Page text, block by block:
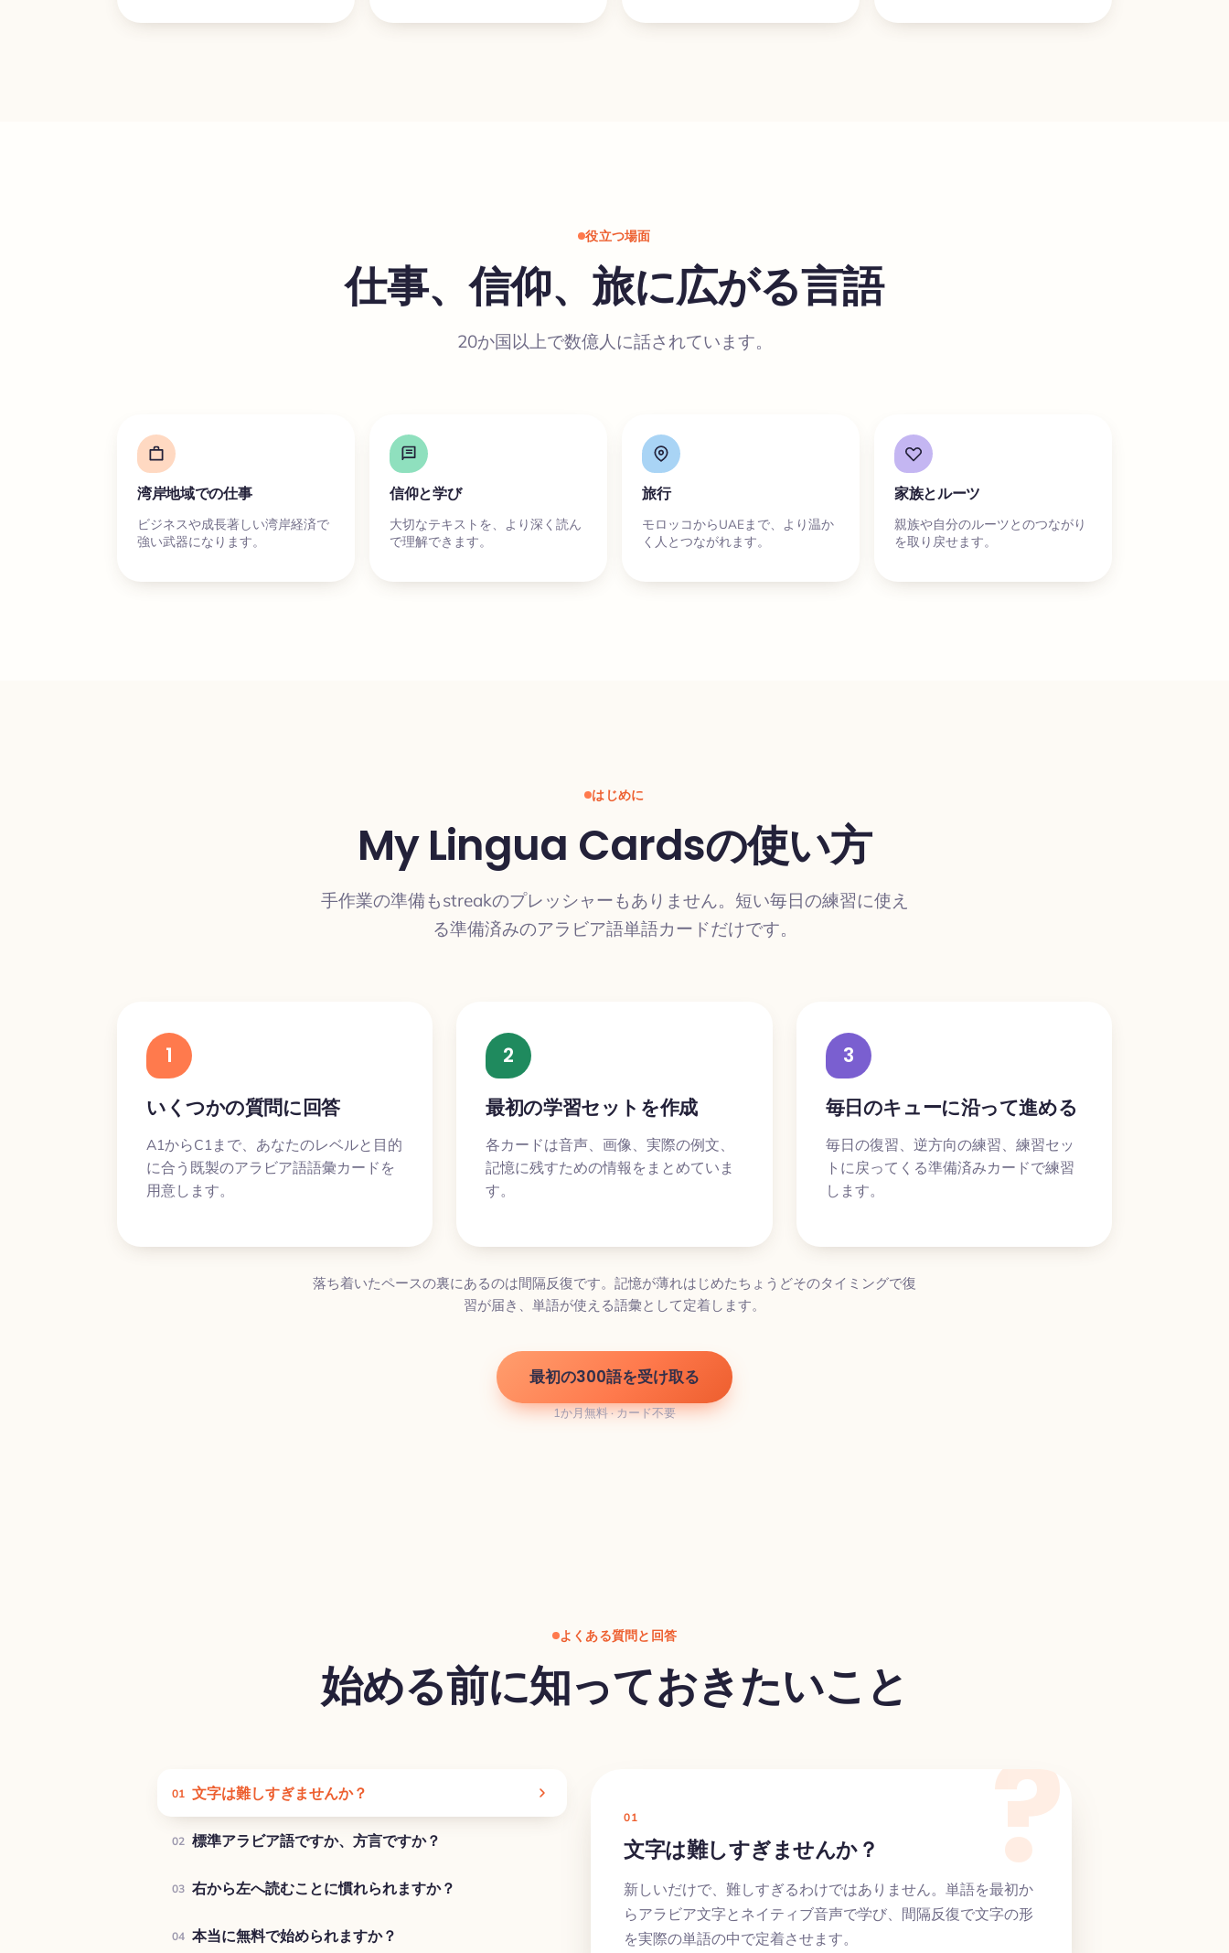
役立つ場面
仕事、信仰、旅に広がる言語
20か国以上で数億人に話されています。
湾岸地域での仕事
ビジネスや成長著しい湾岸経済で
強い武器になります。
信仰と学び
大切なテキストを、より深く読ん
で理解できます。
旅行
モロッコからUAEまで、より温か
く人とつながれます。
家族とルーツ
親族や自分のルーツとのつながり
を取り戻せます。
はじめに
My Lingua Cardsの使い方
手作業の準備もstreakのプレッシャーもありません。短い毎日の練習に使え
る準備済みのアラビア語単語カードだけです。
1
いくつかの質問に回答
A1からC1まで、あなたのレベルと目的
に合う既製のアラビア語語彙カードを
用意します。
2
最初の学習セットを作成
各カードは音声、画像、実際の例文、
記憶に残すための情報をまとめていま
す。
3
毎日のキューに沿って進める
毎日の復習、逆方向の練習、練習セッ
トに戻ってくる準備済みカードで練習
します。
落ち着いたペースの裏にあるのは間隔反復です。記憶が薄れはじめたちょうどそのタイミングで復
習が届き、単語が使える語彙として定着します。
最初の300語を受け取る
1か月無料 · カード不要
よくある質問と回答
始める前に知っておきたいこと
01 文字は難しすぎませんか？
02 標準アラビア語ですか、方言ですか？
03 右から左へ読むことに慣れられますか？
04 本当に無料で始められますか？
01
文字は難しすぎませんか？
新しいだけで、難しすぎるわけではありません。単語を最初か
らアラビア文字とネイティブ音声で学び、間隔反復で文字の形
を実際の単語の中で定着させます。